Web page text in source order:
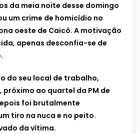
da meia noite desse domingo
um crime de homicídio no
oeste de Caicó. A motivação
apenas desconfia-se de
do seu local de trabalho,
próximo ao quartel da PM de
foi brutalmente
tiro na nuca e no peito.
da vítima.